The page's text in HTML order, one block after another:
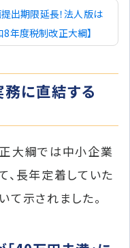
出期限延長！法人版は
年度税制改正大綱】
務に直結する
大綱では中小企業
長年定着していた
示されました。